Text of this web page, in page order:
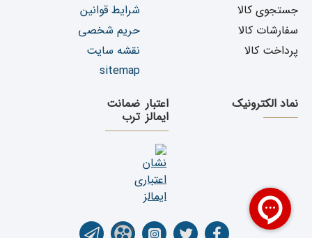
جستجوی کالا
سفارشات کالا
پرداخت کالا
شرایط قوانین
حریم شخصی
نقشه سایت
sitemap
نماد الکترونیک
اعتبار
ایمالز
ضمانت
ترب